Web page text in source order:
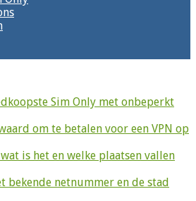
Sim Only met onbeperkt
om te betalen voor een VPN op
is het en welke plaatsen vallen
bekende netnummer en de stad